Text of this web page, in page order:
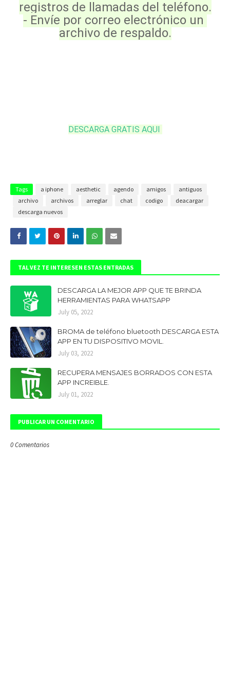
registros de llamadas del teléfono.
- Envíe por correo electrónico un
archivo de respaldo.
DESCARGA GRATIS AQUI
Tags a iphone aesthetic agendo amigos
antiguos
archivo
archivos arreglar chat codigo
deacargar
descarga nuevos
TAL VEZ TE INTERESEN ESTAS ENTRADAS
DESCARGA LA MEJOR APP QUE TE BRINDA
HERRAMIENTAS PARA WHATSAPP
July 05, 2022
BROMA de teléfono bluetooth DESCARGA ESTA
APP EN TU DISPOSITIVO MOVIL.
July 03, 2022
RECUPERA MENSAJES BORRADOS CON ESTA
APP INCREIBLE.
July 01, 2022
PUBLICAR UN COMENTARIO
0 Comentarios